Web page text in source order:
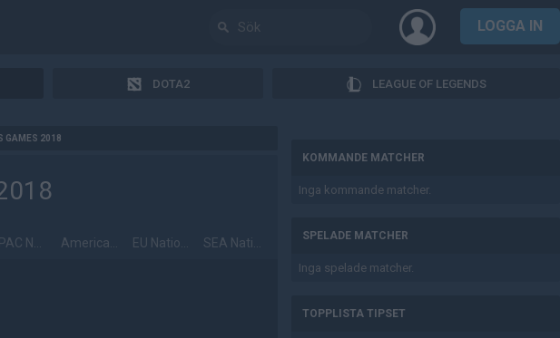
LOGGA IN
DOTA2 LEAGUE OF LEGENDS
GAMES 2018
KOMMANDE MATCHER
Inga kommande matcher.
SPELADE MATCHER
Inga spelade matcher.
TOPPLISTA TIPSET